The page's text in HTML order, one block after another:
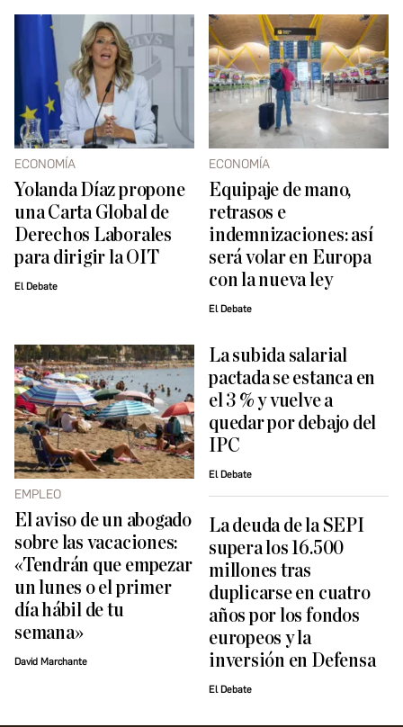
ECONOMÍA
Yolanda Díaz propone
una Carta Global de
Derechos Laborales
para dirigir la OIT
El Debate
ECONOMÍA
Equipaje de mano,
retrasos e
indemnizaciones: así
será volar en Europa
con la nueva ley
El Debate
EMPLEO
El aviso de un abogado
sobre las vacaciones:
«Tendrán que empezar
un lunes o el primer
día hábil de tu
semana»
David Marchante
La subida salarial
pactada se estanca en
el 3 % y vuelve a
quedar por debajo del
IPC
El Debate
La deuda de la SEPI
supera los 16.500
millones tras
duplicarse en cuatro
años por los fondos
europeos y la
inversión en Defensa
El Debate